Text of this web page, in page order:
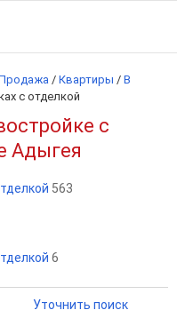
/ Квартиры / В
с отделкой
с
Адыгея
563
6
Уточнить поиск